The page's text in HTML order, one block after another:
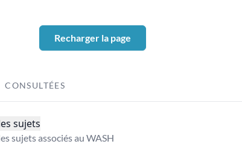
Recharger la page
sujets
sujets associés au WASH